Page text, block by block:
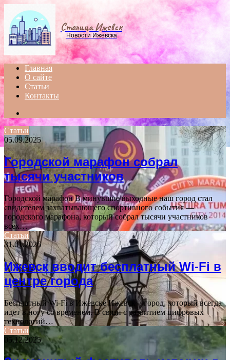
Столица Ижевск
Новости Ижевска
Главная
О сайте
Статьи
Контакты
for
Статьи
05.09.2025
Городской марафон собрал
тысячи участников
Городской марафон В минувшие выходные наш город стал
свидетелем захватывающего спортивного события —
городского марафона, который собрал тысячи участников
всех…
Статьи
31.01.2026
Ижевск вводит бесплатный Wi-Fi в
центре города
Бесплатный Wi-Fi в Ижевске Ижевск – город, который всегда
идет в ногу со временем. В связи с развитием цифровых
технологий…
Статьи
05.12.2025